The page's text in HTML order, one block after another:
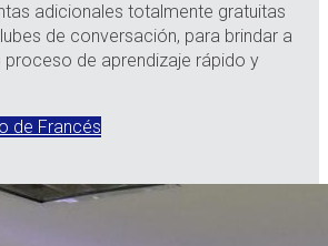
adicionales totalmente gratuitas
de conversación, para brindar a
proceso de aprendizaje rápido y
de Francés